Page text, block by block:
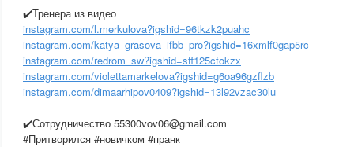
✔️Тренера из видео
instagram.com/l.merkulova?igshid=96tkzk2puahc
instagram.com/katya_grasova_ifbb_pro?igshid=16xmlf0gap5rc
instagram.com/redrom_sw?igshid=sff125cfokzx
instagram.com/violettamarkelova?igshid=g6oa96gzflzb
instagram.com/dimaarhipov0409?igshid=13l92vzac30lu
✔️Сотрудничество 55300vov06@gmail.com
#Притворился #новичком #пранк